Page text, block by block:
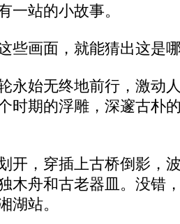
一站的小故事。
画面，就能猜出这是
始无终地前行，激动
时期的浮雕，深邃古
，穿插上古桥倒影，
木舟和古老器皿。没错
站。